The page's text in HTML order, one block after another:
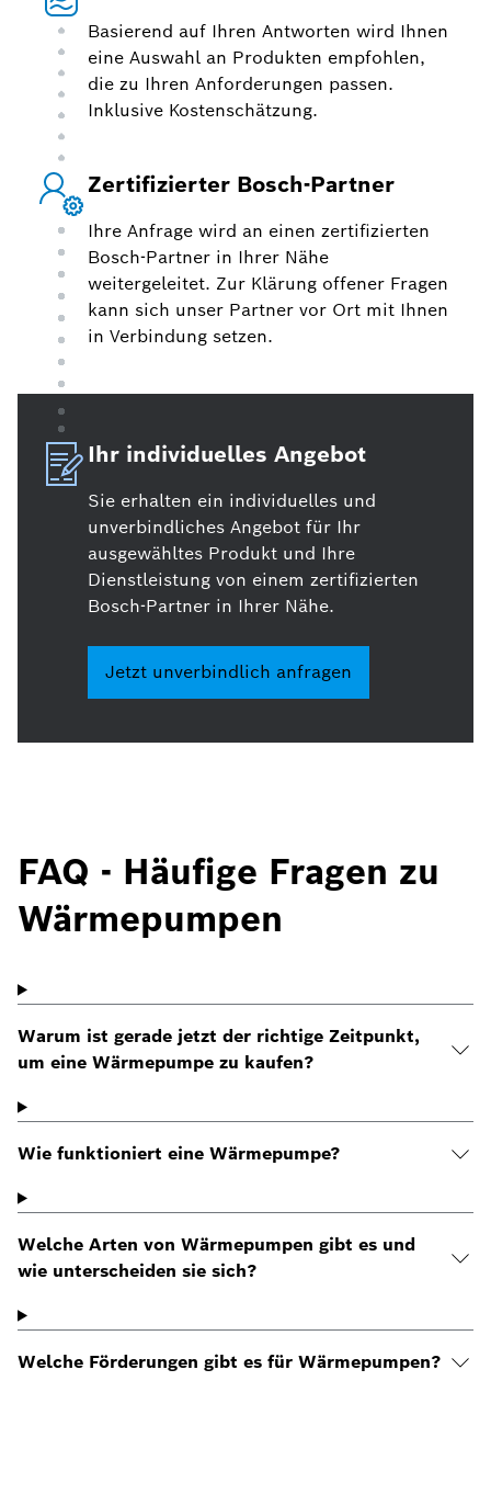
Basierend auf Ihren Antworten wird Ihnen
eine Auswahl an Produkten empfohlen,
die zu Ihren Anforderungen passen.
Inklusive Kostenschätzung.
Zertifizierter Bosch-Partner
Ihre Anfrage wird an einen zertifizierten
Bosch-Partner in Ihrer Nähe
weitergeleitet. Zur Klärung offener Fragen
kann sich unser Partner vor Ort mit Ihnen
in Verbindung setzen.
Ihr individuelles Angebot
Sie erhalten ein individuelles und
unverbindliches Angebot für Ihr
ausgewähltes Produkt und Ihre
Dienstleistung von einem zertifizierten
Bosch-Partner in Ihrer Nähe.
Jetzt unverbindlich anfragen
FAQ - Häufige Fragen zu
Wärmepumpen
Warum ist gerade jetzt der richtige Zeitpunkt,
um eine Wärmepumpe zu kaufen?
Wie funktioniert eine Wärmepumpe?
Welche Arten von Wärmepumpen gibt es und
wie unterscheiden sie sich?
Welche Förderungen gibt es für Wärmepumpen?